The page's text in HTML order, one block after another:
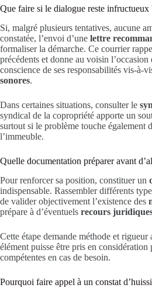
Que faire si le dialogue reste infructueux
Si, malgré plusieurs tentatives, aucune
constatée, l’envoi d’une lettre
formaliser la démarche. Ce courrier
précédents et donne au voisin l’occasion
conscience de ses responsabilités vis-à-
sonores.
Dans certaines situations, consulter le
syndical de la copropriété apporte un
surtout si le problème touche également
l’immeuble.
Quelle documentation préparer avant
Pour renforcer sa position, constituer un
indispensable. Rassembler différents
de valider objectivement l’existence des
prépare à d’éventuels recours
Cette étape demande méthode et rigueur
élément puisse être pris en considération
compétentes en cas de besoin.
Pourquoi faire appel à un constat